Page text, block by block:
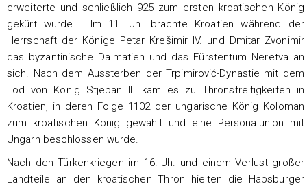
erweiterte und schließlich 925 zum ersten kroatischen König
gekürt wurde. Im 11. Jh. brachte Kroatien während der
Herrschaft der Könige Petar Krešimir IV. und Dmitar Zvonimir
das byzantinische Dalmatien und das Fürstentum Neretva an
sich. Nach dem Aussterben der Trpimirović-Dynastie mit dem
Tod von König Stjepan II. kam es zu Thronstreitigkeiten in
Kroatien, in deren Folge 1102 der ungarische König Koloman
zum kroatischen König gewählt und eine Personalunion mit
Ungarn beschlossen wurde.
Nach den Türkenkriegen im 16. Jh. und einem Verlust großer
Landteile an den kroatischen Thron hielten die Habsburger